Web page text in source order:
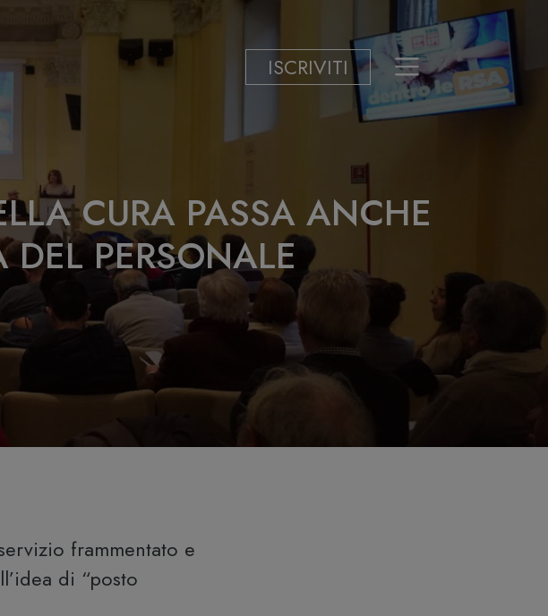
ISCRIVITI
CURA PASSA ANCHE
DEL PERSONALE
frammentato e
di “posto